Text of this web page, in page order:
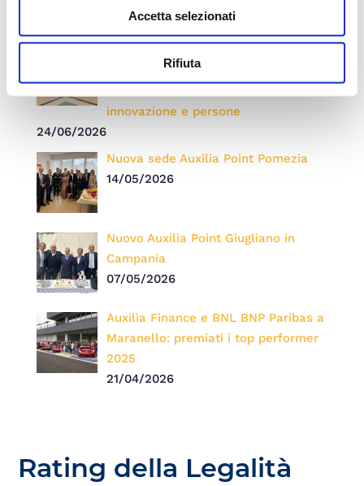
Accetta selezionati
Rifiuta
23/07/2026
un Traguardo, una Visione” Auxilia
innovazione e persone
24/06/2026
Nuova sede Auxilia Point Pomezia
14/05/2026
Nuovo Auxilia Point Giugliano in
Campania
07/05/2026
Auxilia Finance e BNL BNP Paribas a
Maranello: premiati i top performer
2025
21/04/2026
Rating della Legalità